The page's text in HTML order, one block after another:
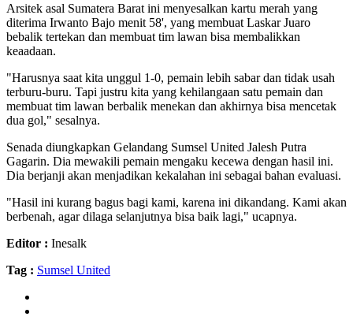
Arsitek asal Sumatera Barat ini menyesalkan kartu merah yang
diterima Irwanto Bajo menit 58', yang membuat Laskar Juaro
bebalik tertekan dan membuat tim lawan bisa membalikkan
keaadaan.
"Harusnya saat kita unggul 1-0, pemain lebih sabar dan tidak usah
terburu-buru. Tapi justru kita yang kehilangaan satu pemain dan
membuat tim lawan berbalik menekan dan akhirnya bisa mencetak
dua gol," sesalnya.
Senada diungkapkan Gelandang Sumsel United Jalesh Putra
Gagarin. Dia mewakili pemain mengaku kecewa dengan hasil ini.
Dia berjanji akan menjadikan kekalahan ini sebagai bahan evaluasi.
"Hasil ini kurang bagus bagi kami, karena ini dikandang. Kami akan
berbenah, agar dilaga selanjutnya bisa baik lagi," ucapnya.
Editor : Inesalk
Tag : Sumsel United